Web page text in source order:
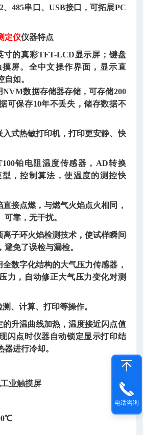
、485串口、USB接口，可拓展PC
定仪仪器特点
寸的真彩TFT-LCD显示屏；键盘
屏。全中文操作界面，显示直
如。
NVM数据存储器存储，可存储200
可保存10年不丢失，储存数据不
入式热敏打印机，打印更安静、快
铂电阻温度传感器，AD转换
，控制算法，使温度的测控快
接点燃，与燃气火焰点火相同，
靠，无干扰。
离子环火焰检测技术，使试样瞬间
免了误检与漏检。
数字化结构的大气压力传感器，
力，自动修正大气压力变化对测
、计算、打印等操作。
的升温曲线加热，温度接近闪点值
闪点时仪器自动锁定显示打印结
进行冷却。
工业触摸屏
电话咨询